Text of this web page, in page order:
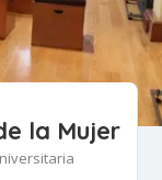
la Mujer